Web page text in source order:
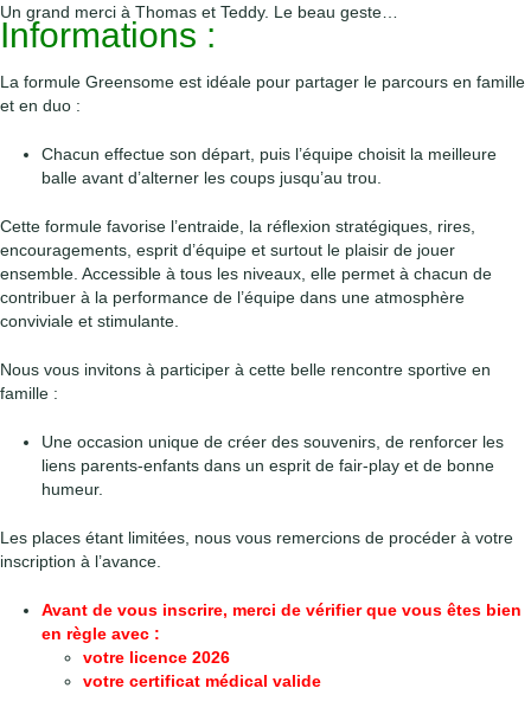
Un grand merci à Thomas et Teddy. Le beau geste…
Informations :
La formule Greensome est idéale pour partager le parcours en famille
et en duo :
Chacun effectue son départ, puis l’équipe choisit la meilleure
balle avant d’alterner les coups jusqu’au trou.
Cette formule favorise l’entraide, la réflexion stratégiques, rires,
encouragements, esprit d’équipe et surtout le plaisir de jouer
ensemble. Accessible à tous les niveaux, elle permet à chacun de
contribuer à la performance de l’équipe dans une atmosphère
conviviale et stimulante.
Nous vous invitons à participer à cette belle rencontre sportive en
famille :
Une occasion unique de créer des souvenirs, de renforcer les
liens parents-enfants dans un esprit de fair-play et de bonne
humeur.
Les places étant limitées, nous vous remercions de procéder à votre
inscription à l’avance.
Avant de vous inscrire, merci de vérifier que vous êtes bien
en règle avec :
votre licence 2026
votre certificat médical valide